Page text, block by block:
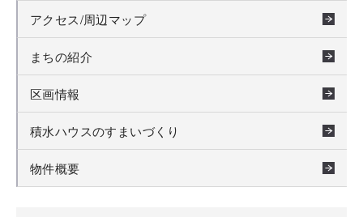
アクセス/周辺マップ
まちの紹介
区画情報
積水ハウスのすまいづくり
物件概要